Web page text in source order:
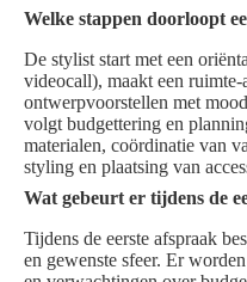
Welke stappen doorloopt
De stylist start met een
videocall), maakt een
ontwerpvoorstellen met
volgt budgettering en
materialen, coördinatie van
styling en plaatsing van
Wat gebeurt er tijdens de
Tijdens de eerste afspraak
en gewenste sfeer. Er